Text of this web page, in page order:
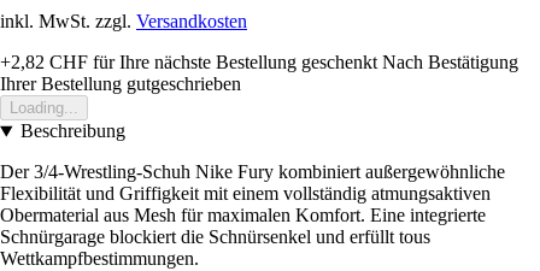
inkl. MwSt. zzgl. Versandkosten
+2,82 CHF für Ihre nächste Bestellung geschenkt Nach Bestätigung
Ihrer Bestellung gutgeschrieben
Loading...
Beschreibung
Der 3/4-Wrestling-Schuh Nike Fury kombiniert außergewöhnliche
Flexibilität und Griffigkeit mit einem vollständig atmungsaktiven
Obermaterial aus Mesh für maximalen Komfort. Eine integrierte
Schnürgarage blockiert die Schnürsenkel und erfüllt tous
Wettkampfbestimmungen.